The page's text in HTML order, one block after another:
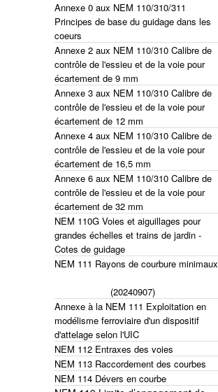
Annexe 0 aux NEM 110/310/311
Principes de base du guidage dans les
coeurs
Annexe 2 aux NEM 110/310 Calibre de
contrôle de l'essieu et de la voie pour
écartement de 9 mm
Annexe 3 aux NEM 110/310 Calibre de
contrôle de l'essieu et de la voie pour
écartement de 12 mm
Annexe 4 aux NEM 110/310 Calibre de
contrôle de l'essieu et de la voie pour
écartement de 16,5 mm
Annexe 6 aux NEM 110/310 Calibre de
contrôle de l'essieu et de la voie pour
écartement de 32 mm
NEM 110G Voies et aiguillages pour
grandes échelles et trains de jardin -
Cotes de guidage
NEM 111 Rayons de courbure minimaux
(20240907)
Annexe à la NEM 111 Exploitation en
modélisme ferroviaire d'un dispositif
d'attelage selon l'UIC
NEM 112 Entraxes des voies
NEM 113 Raccordement des courbes
NEM 114 Dévers en courbe